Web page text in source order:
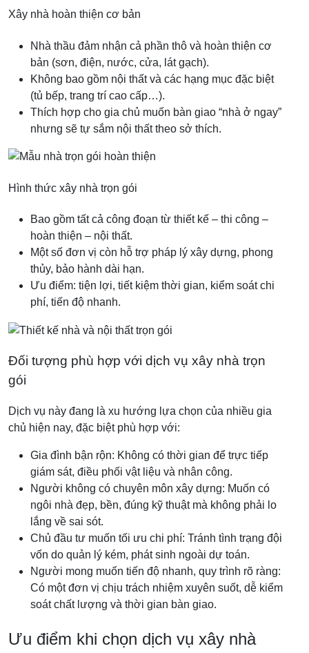
Xây nhà hoàn thiện cơ bản
Nhà thầu đảm nhận cả phần thô và hoàn thiện cơ
bản (sơn, điện, nước, cửa, lát gạch).
Không bao gồm nội thất và các hạng mục đặc biệt
(tủ bếp, trang trí cao cấp…).
Thích hợp cho gia chủ muốn bàn giao “nhà ở ngay”
nhưng sẽ tự sắm nội thất theo sở thích.
Hình thức xây nhà trọn gói
Bao gồm tất cả công đoạn từ thiết kế – thi công –
hoàn thiện – nội thất.
Một số đơn vị còn hỗ trợ pháp lý xây dựng, phong
thủy, bảo hành dài hạn.
Ưu điểm: tiện lợi, tiết kiệm thời gian, kiểm soát chi
phí, tiến độ nhanh.
Đối tượng phù hợp với dịch vụ xây nhà trọn
gói
Dịch vụ này đang là xu hướng lựa chọn của nhiều gia
chủ hiện nay, đặc biệt phù hợp với:
Gia đình bận rộn: Không có thời gian để trực tiếp
giám sát, điều phối vật liệu và nhân công.
Người không có chuyên môn xây dựng: Muốn có
ngôi nhà đẹp, bền, đúng kỹ thuật mà không phải lo
lắng về sai sót.
Chủ đầu tư muốn tối ưu chi phí: Tránh tình trạng đội
vốn do quản lý kém, phát sinh ngoài dự toán.
Người mong muốn tiến độ nhanh, quy trình rõ ràng:
Có một đơn vị chịu trách nhiệm xuyên suốt, dễ kiểm
soát chất lượng và thời gian bàn giao.
Ưu điểm khi chọn dịch vụ xây nhà